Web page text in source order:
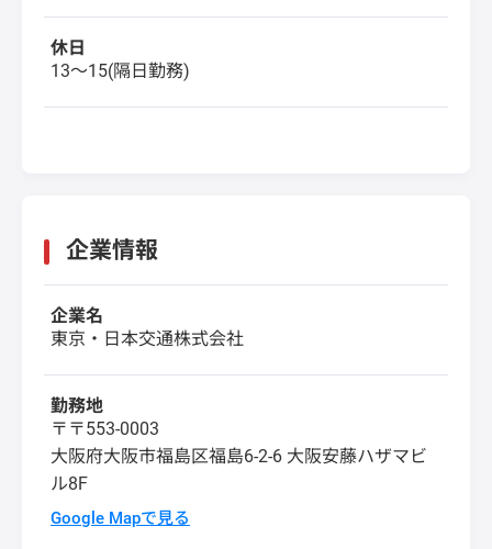
休日
13～15(隔日勤務)
企業情報
企業名
東京・日本交通株式会社
勤務地
〒〒553-0003
大阪府大阪市福島区福島6-2-6 大阪安藤ハザマビ
ル8F
Google Mapで見る